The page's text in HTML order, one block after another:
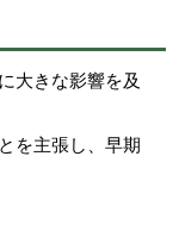
大きな影響を及
を主張し、早期